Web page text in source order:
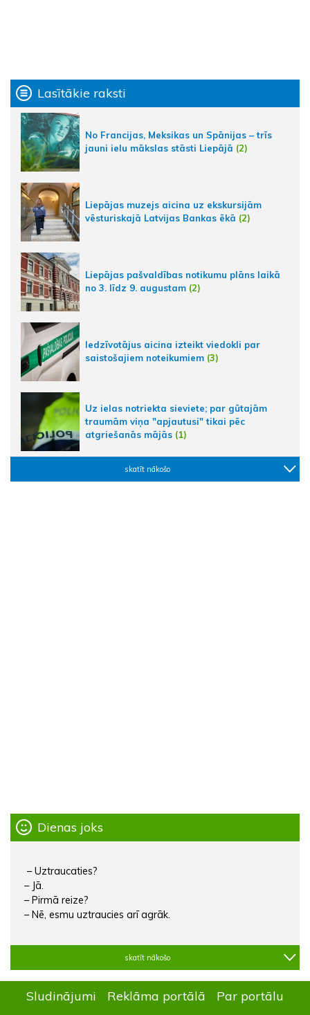
Lasītākie raksti
No Francijas, Meksikas un Spānijas – trīs
jauni ielu mākslas stāsti Liepājā (2)
Liepājas muzejs aicina uz ekskursijām
vēsturiskajā Latvijas Bankas ēkā (2)
Liepājas pašvaldības notikumu plāns laikā
no 3. līdz 9. augustam (2)
Iedzīvotājus aicina izteikt viedokli par
saistošajiem noteikumiem (3)
Uz ielas notriekta sieviete; par gūtajām
traumām viņa "apjautusi" tikai pēc
atgriešanās mājās (1)
skatīt nākošo
Dienas joks
– Uztraucaties?
– Jā.
– Pirmā reize?
– Nē, esmu uztraucies arī agrāk.
skatīt nākošo
Sludinājumi Reklāma portālā Par portālu